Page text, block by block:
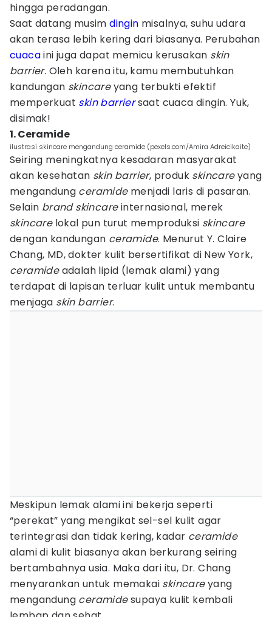
hingga peradangan.
Saat datang musimdingin misalnya, suhu udara
akan terasa lebih kering dari biasanya. Perubahan
cuacaini juga dapat memicu kerusakan skin
barrier. Oleh karena itu, kamu membutuhkan
kandungan skincareyang terbukti efektif
memperkuat skin barriersaat cuaca dingin. Yuk,
disimak!
1. Ceramide
ilustrasi skincare mengandung ceramide (pexels.com/Amira Adreicikaite)
Seiring meningkatnya kesadaran masyarakat
akan kesehatan skin barrier, produk skincareyang
mengandung ceramidemenjadi laris di pasaran.
Selain brand skincareinternasional, merek
skincarelokal pun turut memproduksi skincare
dengan kandungan ceramide. Menurut Y. Claire
Chang, MD, dokter kulit bersertifikat di New York,
ceramideadalah lipid (lemak alami) yang
terdapat di lapisan terluar kulit untuk membantu
menjaga skin barrier.
Meskipun lemak alami ini bekerja seperti
“perekat” yang mengikat sel-sel kulit agar
terintegrasi dan tidak kering, kadar ceramide
alami di kulit biasanya akan berkurang seiring
bertambahnya usia. Maka dari itu, Dr. Chang
menyarankan untuk memakai skincareyang
mengandung ceramidesupaya kulit kembali